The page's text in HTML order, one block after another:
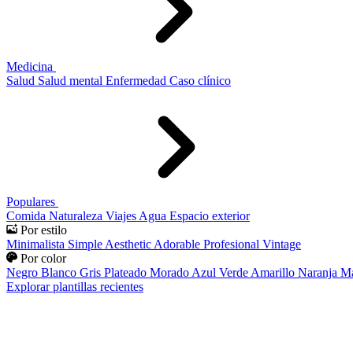
Medicina
Salud Salud mental Enfermedad Caso clínico
Populares
Comida Naturaleza Viajes Agua Espacio exterior
Por estilo
Minimalista Simple Aesthetic Adorable Profesional Vintage
Por color
Negro Blanco Gris Plateado Morado Azul Verde Amarillo Naranja
Explorar plantillas recientes